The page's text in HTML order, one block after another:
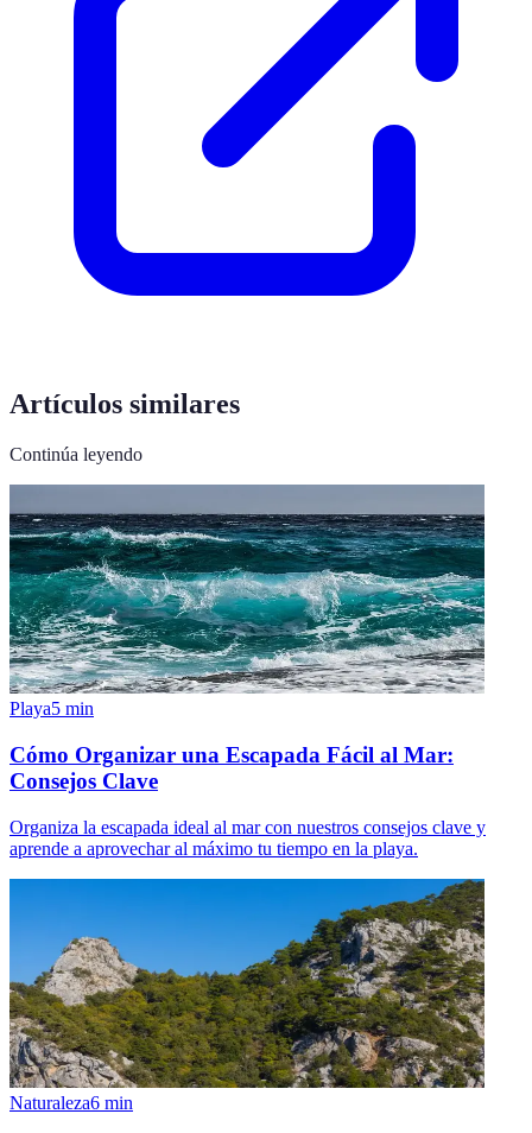
Artículos similares
Continúa leyendo
Playa5 min
Cómo Organizar una Escapada Fácil al Mar:
Consejos Clave
Organiza la escapada ideal al mar con nuestros consejos clave y
aprende a aprovechar al máximo tu tiempo en la playa.
Naturaleza6 min